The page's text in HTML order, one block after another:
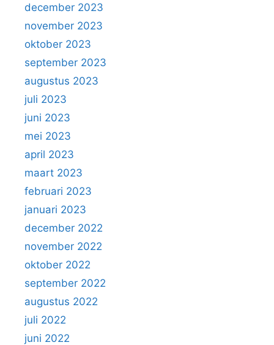
december 2023
november 2023
oktober 2023
september 2023
augustus 2023
juli 2023
juni 2023
mei 2023
april 2023
maart 2023
februari 2023
januari 2023
december 2022
november 2022
oktober 2022
september 2022
augustus 2022
juli 2022
juni 2022